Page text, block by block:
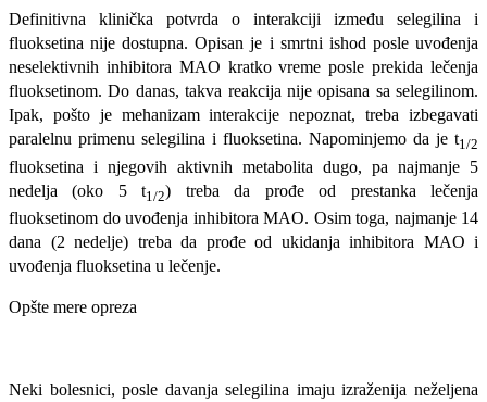
Definitivna klinička potvrda o interakciji između selegilina i
fluoksetina nije dostupna. Opisan je i smrtni ishod posle uvođenja
neselektivnih inhibitora MAO kratko vreme posle prekida lečenja
fluoksetinom. Do danas, takva reakcija nije opisana sa selegilinom.
Ipak, pošto je mehanizam interakcije nepoznat, treba izbegavati
paralelnu primenu selegilina i fluoksetina. Napominjemo da je t1/2
fluoksetina i njegovih aktivnih metabolita dugo, pa najmanje 5
nedelja (oko 5 t1/2) treba da prođe od prestanka lečenja
fluoksetinom do uvođenja inhibitora MAO. Osim toga, najmanje 14
dana (2 nedelje) treba da prođe od ukidanja inhibitora MAO i
uvođenja fluoksetina u lečenje.
Opšte mere opreza
Neki bolesnici, posle davanja selegilina imaju izraženija neželjena